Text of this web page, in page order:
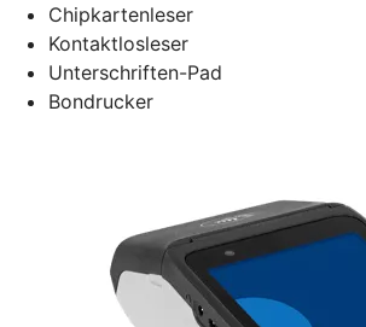
Chipkartenleser
Kontaktlosleser
Unterschriften-Pad
Bondrucker